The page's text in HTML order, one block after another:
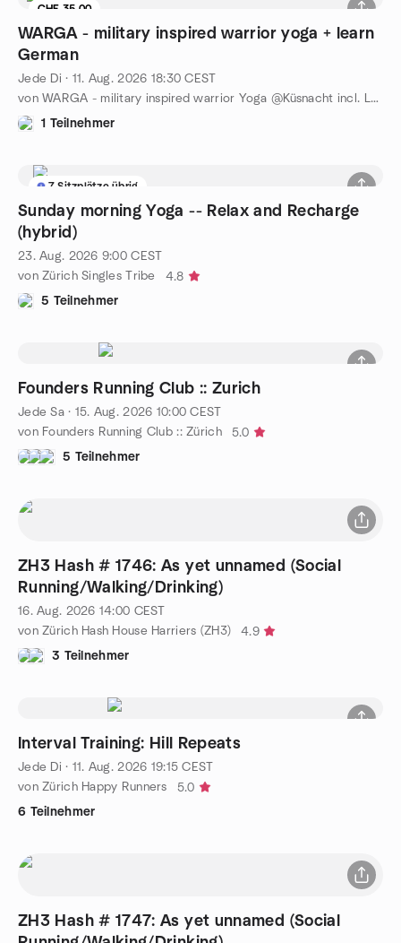
CHF 35.00
WARGA - military inspired warrior yoga + learn
German
Jede Di · 11. Aug. 2026 18:30 CEST
von WARGA - military inspired warrior Yoga @Küsnacht incl. Lakev
1 Teilnehmer
7 Sitzplätze übrig
Sunday morning Yoga -- Relax and Recharge
(hybrid)
23. Aug. 2026 9:00 CEST
von Zürich Singles Tribe
4.8
5 Teilnehmer
Founders Running Club :: Zurich
Jede Sa· 15. Aug. 2026 10:00 CEST
von Founders Running Club :: Zürich
5.0
5 Teilnehmer
ZH3 Hash # 1746: As yet unnamed (Social
Running/Walking/Drinking)
16. Aug. 2026 14:00 CEST
von Zürich Hash House Harriers (ZH3)
4.9
3 Teilnehmer
Interval Training: Hill Repeats
Jede Di · 11. Aug. 2026 19:15 CEST
von Zürich Happy Runners
5.0
6 Teilnehmer
ZH3 Hash # 1747: As yet unnamed (Social